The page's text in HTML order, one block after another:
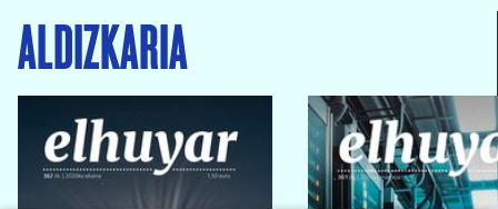
ALDIZKARIA